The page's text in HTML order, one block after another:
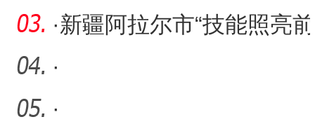
拥模范城”纪实
·新疆阿拉尔市“技能照亮前
程”培训行动启动
·
·